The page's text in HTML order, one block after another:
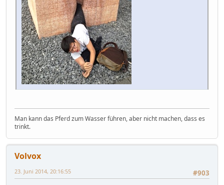
Man kann das Pferd zum Wasser führen, aber nicht machen, dass es
trinkt.
Volvox
#903
23. Juni 2014, 20:16:55